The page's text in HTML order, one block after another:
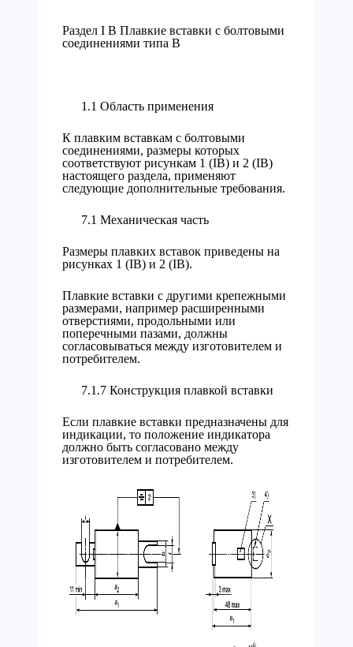
Раздел I В Плавкие вставки с болтовыми
соединениями типа В
1.1 Область применения
К плавким вставкам с болтовыми
соединениями, размеры которых
соответствуют рисункам 1 (IB) и 2 (IB)
настоящего раздела, применяют
следующие дополнительные требования.
7.1 Механическая часть
Размеры плавких вставок приведены на
рисунках 1 (IB) и 2 (IB).
Плавкие вставки с другими крепежными
размерами, например расширенными
отверстиями, продольными или
поперечными пазами, должны
согласовываться между изготовителем и
потребителем.
7.1.7 Конструкция плавкой вставки
Если плавкие вставки предназначены для
индикации, то положение индикатора
должно быть согласовано между
изготовителем и потребителем.